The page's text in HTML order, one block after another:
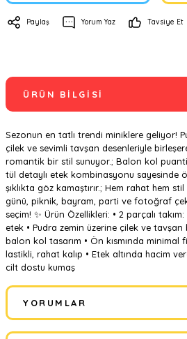
Paylaş Yorum Yaz Tavsiye Et
ÜRÜN BILGISI
Sezonun en tatlı trendi miniklere geliyor!
çilek ve sevimli tavşan desenleriyle
romantik bir stil sunuyor.; Balon kol
tül detaylı etek kombinasyonu sayesinde
şıklıkta göz kamaştırır.; Hem rahat hem
günü, piknik, bayram, parti ve fotoğraf
seçim! ✨ Ürün Özellikleri: • 2 parçalı
etek • Pudra zemin üzerine çilek ve tavşan
balon kol tasarım • Ön kısmında minimal
lastikli, rahat kalıp • Etek altında hacim
cilt dostu kumaş
YORUMLAR